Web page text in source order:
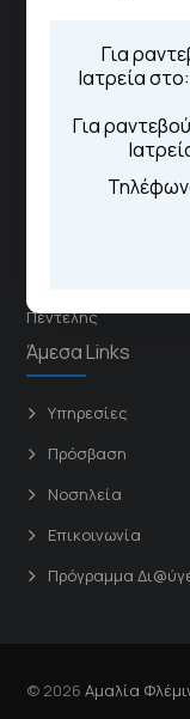
Για
Ιατρεία
Για
ολοκληρωμένες
δευτεροβάθμιας
Το Νοσοκομείο
Διασυνδεόμενα
Αττικής
Πεντέλης
Άμεσα Links
Υπηρεσίες
Πρόσβαση
Νοσηλεία
Επικοινωνία
Πρόγραμμα
© 2026Αμαλία